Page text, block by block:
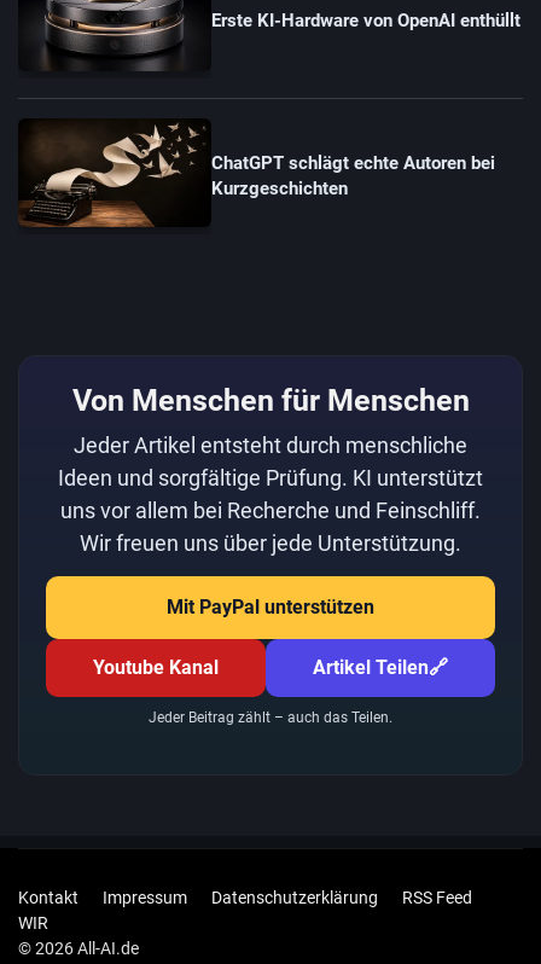
Erste KI-Hardware von OpenAI enthüllt
ChatGPT schlägt echte Autoren bei
Kurzgeschichten
Von Menschen für Menschen
Jeder Artikel entsteht durch menschliche
Ideen und sorgfältige Prüfung. KI unterstützt
uns vor allem bei Recherche und Feinschliff.
Wir freuen uns über jede Unterstützung.
Mit PayPal unterstützen
Youtube Kanal Artikel Teilen🔗
Jeder Beitrag zählt – auch das Teilen.
Kontakt Impressum Datenschutzerklärung
RSS Feed
WIR
© 2026 All-AI.de